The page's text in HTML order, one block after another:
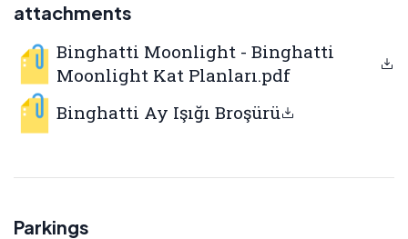
attachments
Binghatti Moonlight - Binghatti
Moonlight Kat Planları.pdf
Binghatti Ay Işığı Broşürü
Parkings